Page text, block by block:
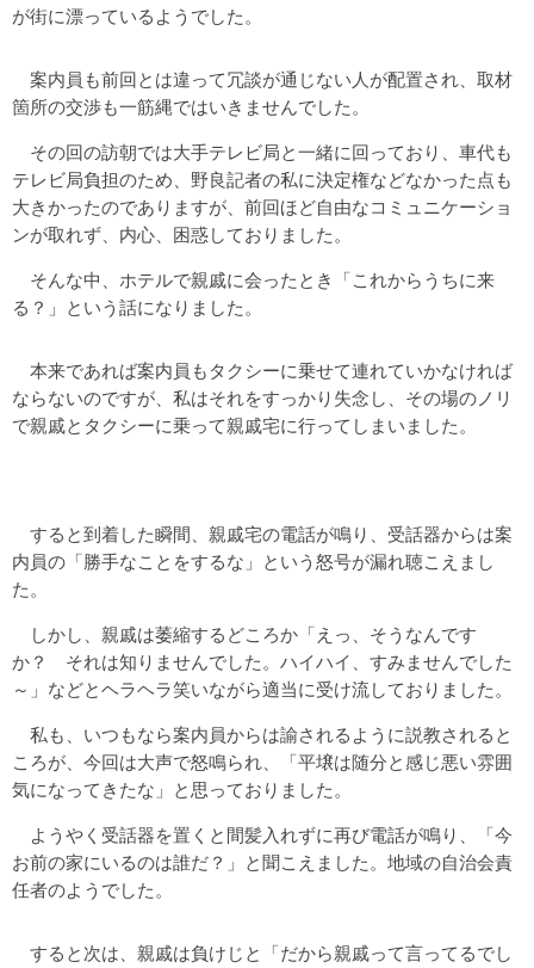
が街に漂っているようでした。
案内員も前回とは違って冗談が通じない人が配置され、取材
箇所の交渉も一筋縄ではいきませんでした。
その回の訪朝では大手テレビ局と一緒に回っており、車代も
テレビ局負担のため、野良記者の私に決定権などなかった点も
大きかったのでありますが、前回ほど自由なコミュニケーショ
ンが取れず、内心、困惑しておりました。
そんな中、ホテルで親戚に会ったとき「これからうちに来
る？」という話になりました。
本来であれば案内員もタクシーに乗せて連れていかなければ
ならないのですが、私はそれをすっかり失念し、その場のノリ
で親戚とタクシーに乗って親戚宅に行ってしまいました。
すると到着した瞬間、親戚宅の電話が鳴り、受話器からは案
内員の「勝手なことをするな」という怒号が漏れ聴こえまし
た。
しかし、親戚は萎縮するどころか「えっ、そうなんです
か？ それは知りませんでした。ハイハイ、すみませんでした
～」などとヘラヘラ笑いながら適当に受け流しておりました。
私も、いつもなら案内員からは諭されるように説教されると
ころが、今回は大声で怒鳴られ、「平壌は随分と感じ悪い雰囲
気になってきたな」と思っておりました。
ようやく受話器を置くと間髪入れずに再び電話が鳴り、「今
お前の家にいるのは誰だ？」と聞こえました。地域の自治会責
任者のようでした。
すると次は、親戚は負けじと「だから親戚って言ってるでし